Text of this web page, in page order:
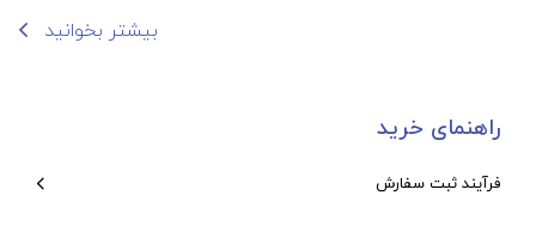
بیشتر بخوانید
راهنمای خرید
فرآیند ثبت سفارش